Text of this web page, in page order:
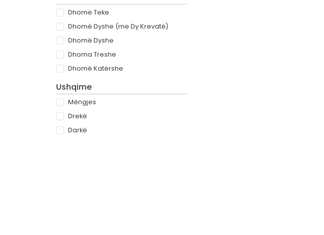
Dhomë Teke
Dhomë Dyshe (me Dy Krevatë)
Dhomë Dyshe
Dhoma Treshe
Dhomë Katërshe
Ushqime
Mëngjes
Drekë
Darkë